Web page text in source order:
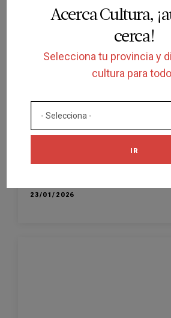
Acerca Cultura,
cerca!
Selecciona tu provincia y
cultura para
IR
23/01/2026